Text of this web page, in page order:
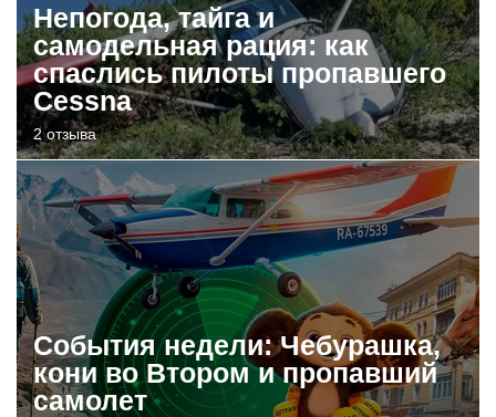
Непогода, тайга и
самодельная рация: как
спаслись пилоты пропавшего
Cessna
2 отзыва
События недели: Чебурашка,
кони во Втором и пропавший
самолет